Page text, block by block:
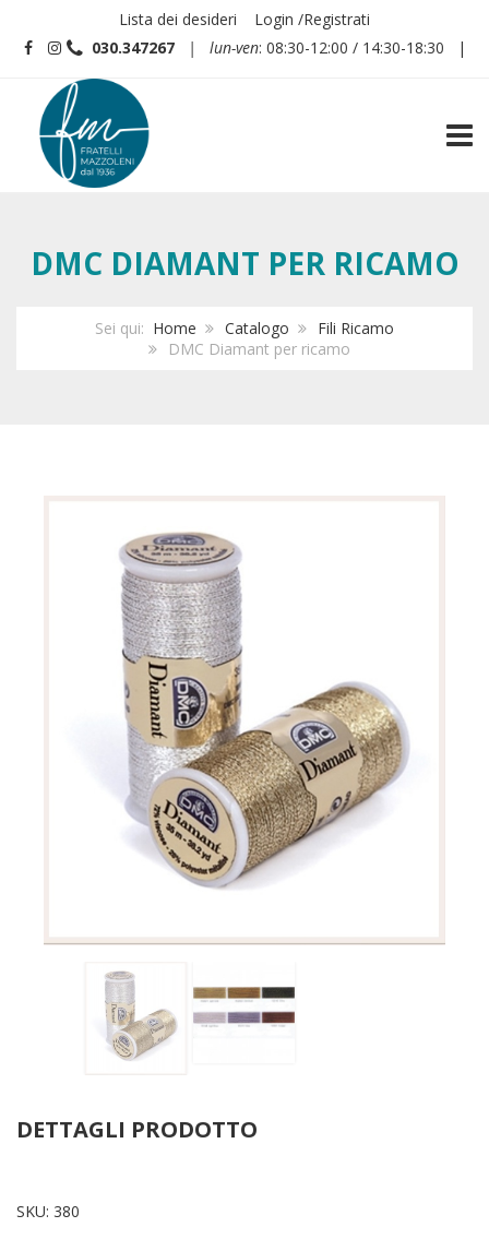
Lista dei desideri
Login /Registrati
030.347267
| lun-ven: 08:30-12:00 / 14:30-18:30 |
DMC DIAMANT PER RICAMO
Sei qui: Home Catalogo
Fili Ricamo
DMC Diamant per ricamo
DETTAGLI PRODOTTO
SKU: 380